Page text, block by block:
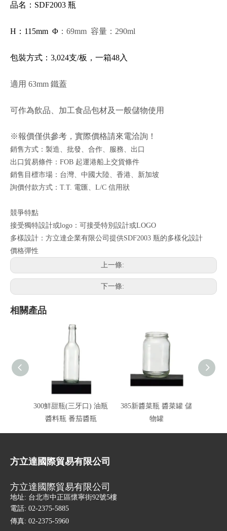
品名：SDF2003 瓶
H ：115mm Φ ：69mm 容量：290ml
包裝方式：3,024支/板，一箱48入
適用 63mm 鐵蓋
可作為飲品、加工食品包材及一般儲物使用
※報價僅供參考，實際價格請來電洽詢！
銷售方式：製造、批發、合作、服務、出口
出口貿易條件：FOB 起運港船上交貨條件
銷售目標市場：台灣、中國大陸、香港、新加坡
詢價付款方式：T.T. 電匯、L/C 信用狀
競爭特點
接受獨特設計或logo：可接受特別設計或LOGO
多樣設計：方立達企業有限公司提供SDF2003 瓶的多樣化設計
價格彈性
上一條:
下一條:
相關產品
300鮮甜瓶(三牙口) 油瓶
醬料瓶 番茄醬瓶
385新醬菜瓶 醬菜罐 儲
物罐
方立達國際貿易有限公司
方立達國際貿易有限公司
地址: 台北市中正區懷寧街92號5樓
電話: 02-2375-5885
傳真: 02-2375-5960